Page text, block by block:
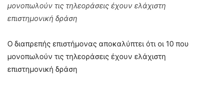
μονοπωλούν τις τηλεοράσεις έχουν ελάχιστη
επιστημονική δράση
Ο διαπρεπής επιστήμονας αποκαλύπτει ότι οι 10 που
μονοπωλούν τις τηλεοράσεις έχουν ελάχιστη
επιστημονική δράση